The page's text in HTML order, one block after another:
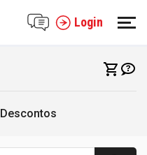
Login
Descontos